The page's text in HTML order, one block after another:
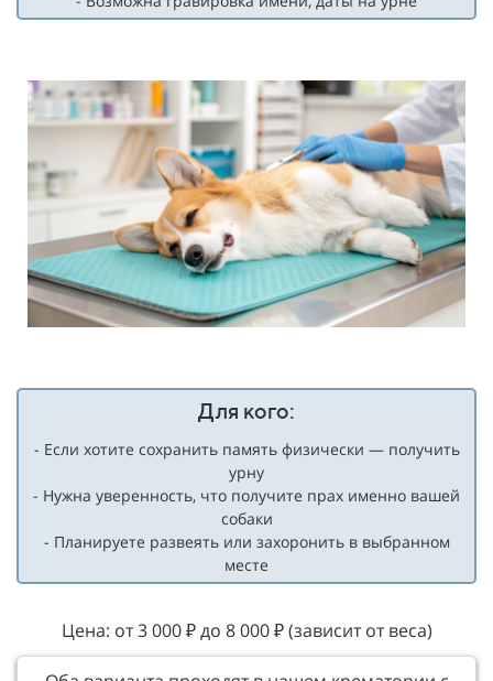
Для кого:
- Если хотите сохранить память физически — получить
урну
- Нужна уверенность, что получите прах именно вашей
собаки
- Планируете развеять или захоронить в выбранном
месте
Цена: от 3 000 ₽ до 8 000 ₽ (зависит от веса)